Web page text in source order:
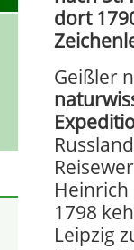
dort
Geißler
1798
Leipzig